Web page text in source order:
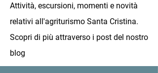
Attività, escursioni, momenti e novità
relativi all'agriturismo Santa Cristina.
Scopri di più attraverso i post del nostro
blog